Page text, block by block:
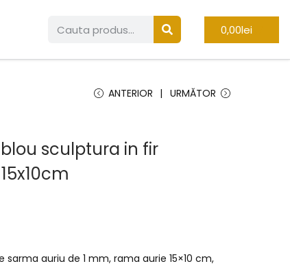
0,00lei
ANTERIOR URMĂTOR
sculptura in fir
auriu de 1 mm, rama aurie 15×10 cm,